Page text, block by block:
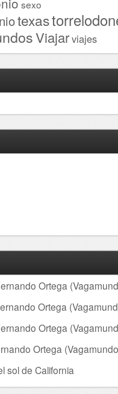
sexo
texas
Viajarviajes
Ortega
Ortega
Ortega
Ortega
sol de California